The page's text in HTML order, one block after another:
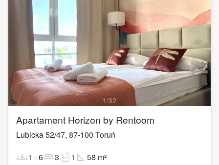
1/32
Apartament Horizon by Rentoom
Lubicka 52/47, 87-100 Toruń
groups1 -6bed3bathtub1 square_foot 58 m²